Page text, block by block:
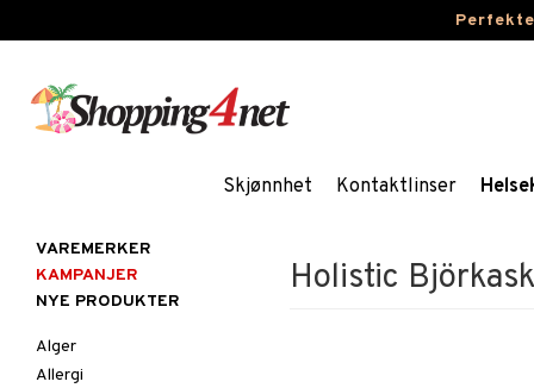
Skjønnhet Kontaktlinser
Holistic
VAREMERKER
KAMPANJER
NYE PRODUKTER
Alger
Allergi